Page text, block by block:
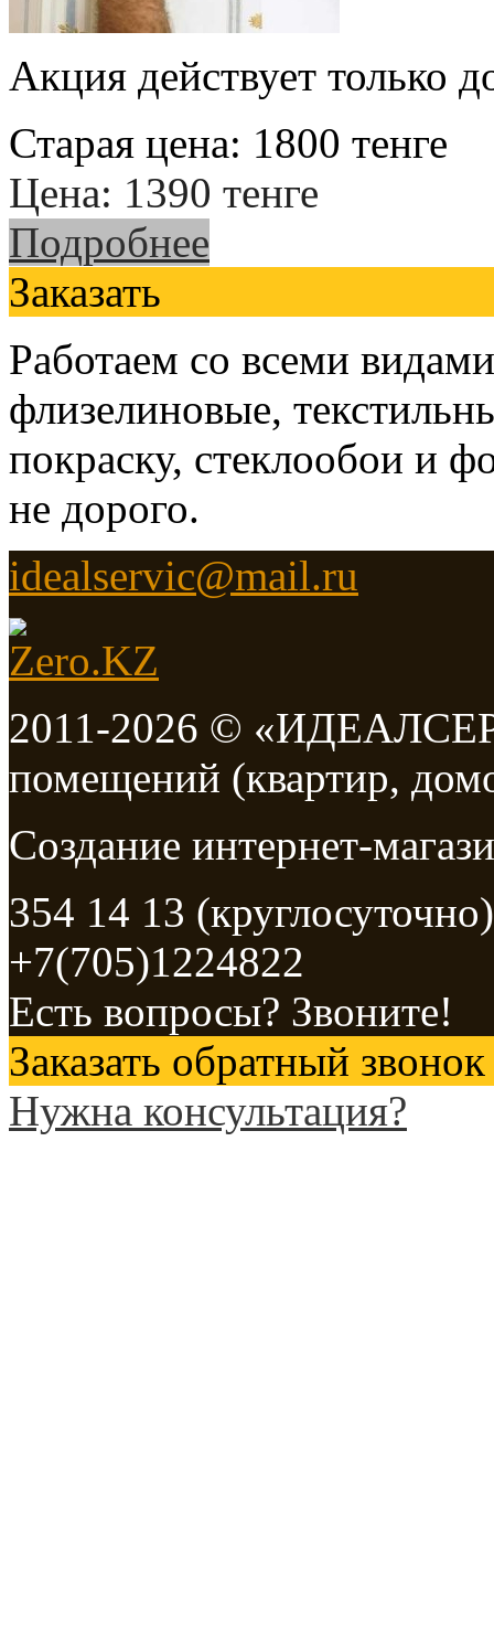
Акция действует только
Старая цена: 1800 тенге
Цена: 1390 тенге
Подробнее
Заказать
Работаем со всеми
флизелиновые,
покраску, стеклообои и
не дорого.
idealservic@mail.ru
2011-2026 ©
помещений (квартир,
Создание интернет-
354 14 13 (круглосуточно)
+7(705)1224822
Есть вопросы? Звоните!
Заказать обратный звонок
Нужна консультация?